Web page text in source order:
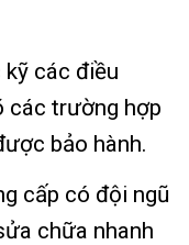
các điều
các trường hợp
bảo hành.
cấp có đội ngũ
chữa nhanh